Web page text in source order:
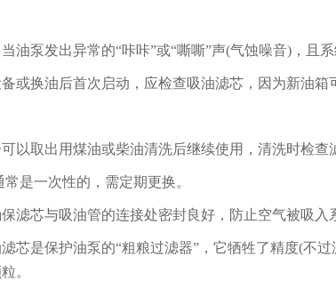
泵发出异常的“咔咔”或“嘶嘶”声(气蚀噪音)，且系
换油后首次启动，应检查吸油滤芯，因为新油箱
取出用煤油或柴油清洗后继续使用，清洗时检查
一次性的，需定期更换。
芯与吸油管的连接处密封良好，防止空气被吸入
是保护油泵的“粗粮过滤器”，它牺牲了精度(不过
。